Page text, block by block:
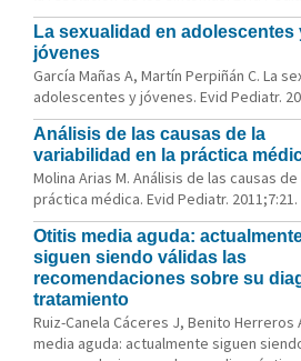
La sexualidad en adolescentes
jóvenes
García Mañas A, Martín Perpiñán C. La
adolescentes y jóvenes. Evid Pediatr.
Análisis de las causas de la
variabilidad en la práctica
Molina Arias M. Análisis de las causas
práctica médica. Evid Pediatr. 2011;7:21.
Otitis media aguda:
siguen siendo válidas las
recomendaciones sobre su
tratamiento
Ruiz-Canela Cáceres J, Benito Herreros
media aguda: actualmente siguen